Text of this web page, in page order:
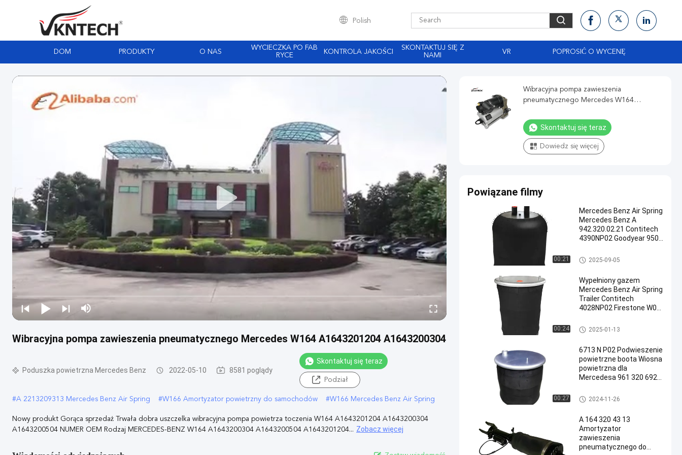
Polish
DOM PRODUKTY O NAS
WYCIECZKA PO FAB
RYCE
KONTROLA JAKOŚCI
SKONTAKTUJ SIĘ Z
NAMI
VR POPROSIĆ O WYCENĘ
Wibracyjna pompa zawieszenia pneumatycznego Mercedes W164 A1643201204 A1643200304
Poduszka powietrzna Mercedes Benz 2022-05-10 8581 poglądy
Skontaktuj się teraz
Podział
#A 2213209313 Mercedes Benz Air Spring #W166 Amortyzator powietrzny do samochodów #W166 Mercedes Benz Air Spring
Nowy produkt Gorąca sprzedaż Trwała dobra uszczelka wibracyjna pompa powietrza toczenia W164 A1643201204 A1643200304
A1643200504 NUMER OEM Rodzaj MERCEDES-BENZ W164 A1643200304 A1643200504 A1643201204... Zobacz więcej
Wibracyjna pompa zawieszenia
pneumatycznego Mercedes W164
Skontaktuj się teraz
Dowiedz się więcej
Powiązane filmy
00:21
Mercedes Benz Air Spring
Mercedes Benz A
942.320.02.21 Contitech
4390NP02 Goodyear 9506
kauczuk naturalny
Zastąpiony przez
Poduszka powietrzna Mercede
s Benz
2025-09-05
00:24
Wypełniony gazem
Mercedes Benz Air Spring
Trailer Contitech
4028NP02 Firestone W01-
782 VKNTECH 1K8106
Poduszka powietrzna Mercede
s Benz
2025-01-13
00:27
6713 N P02 Podwieszenie
powietrzne boota Wiosna
powietrzna dla
Mercedesa 961 320 6921
Poduszka powietrzna Mercede
s Benz
2024-11-26
A 164 320 43 13
Amortyzator
zawieszenia
pneumatycznego do